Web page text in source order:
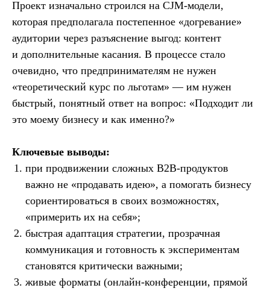
Проект изначально строился на CJM-модели,
которая предполагала постепенное «догревание»
аудитории через разъяснение выгод: контент
и дополнительные касания. В процессе стало
очевидно, что предпринимателям не нужен
«теоретический курс по льготам» — им нужен
быстрый, понятный ответ на вопрос: «Подходит ли
это моему бизнесу и как именно?»
Ключевые выводы:
при продвижении сложных B2B-продуктов
важно не «продавать идею», а помогать бизнесу
сориентироваться в своих возможностях,
«примерить их на себя»;
быстрая адаптация стратегии, прозрачная
коммуникация и готовность к экспериментам
становятся критически важными;
живые форматы (онлайн-конференции, прямой